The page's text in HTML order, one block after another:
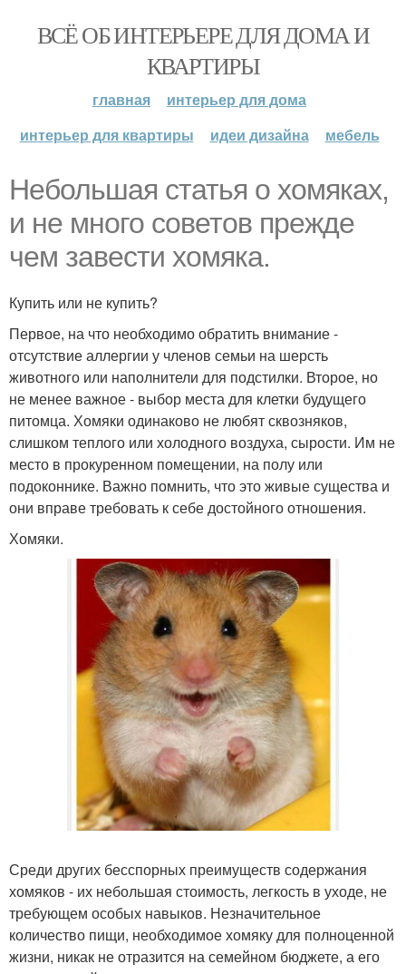
ВСЁ ОБ ИНТЕРЬЕРЕ ДЛЯ ДОМА И
КВАРТИРЫ
главная
интерьер для дома
интерьер для квартиры
идеи дизайна мебель
Небольшая статья о хомяках,
и не много советов прежде
чем завести хомяка.
Купить или не купить?
Первое, на что необходимо обратить внимание -
отсутствие аллергии у членов семьи на шерсть
животного или наполнители для подстилки. Второе, но
не менее важное - выбор места для клетки будущего
питомца. Хомяки одинаково не любят сквозняков,
слишком теплого или холодного воздуха, сырости. Им не
место в прокуренном помещении, на полу или
подоконнике. Важно помнить, что это живые существа и
они вправе требовать к себе достойного отношения.
Хомяки.
Среди других бесспорных преимуществ содержания
хомяков - их небольшая стоимость, легкость в уходе, не
требующем особых навыков. Незначительное
количество пищи, необходимое хомяку для полноценной
жизни, никак не отразится на семейном бюджете, а его